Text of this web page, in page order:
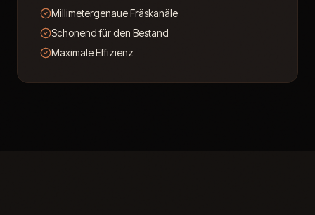
Millimetergenaue Fräskanäle
Schonend für den Bestand
Maximale Effizienz